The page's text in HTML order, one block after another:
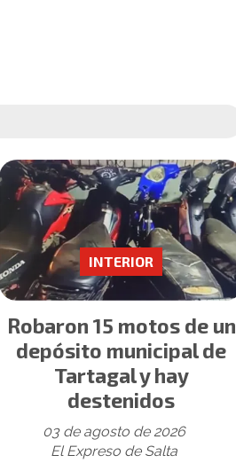
Robaron 15 motos de un
depósito municipal de
Tartagal y hay
destenidos
El Expreso de Salta
INTERIOR
03 de agosto de 2026